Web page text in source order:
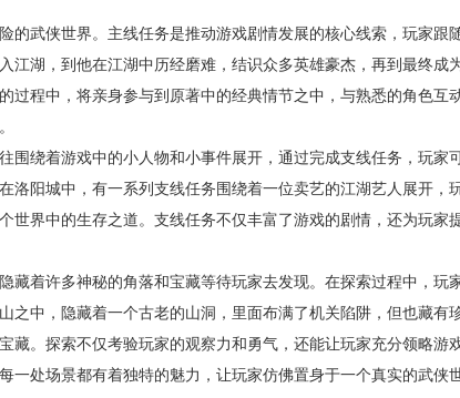
的武侠世界。主线任务是推动游戏剧情发展的核心线索，玩家跟
湖，到他在江湖中历经磨难，结识众多英雄豪杰，再到最终成
过程中，将亲身参与到原著中的经典情节之中，与熟悉的角色互
绕着游戏中的小人物和小事件展开，通过完成支线任务，玩家
阳城中，有一系列支线任务围绕着一位卖艺的江湖艺人展开，
界中的生存之道。支线任务不仅丰富了游戏的剧情，还为玩家
着许多神秘的角落和宝藏等待玩家去发现。在探索过程中，玩
中，隐藏着一个古老的山洞，里面布满了机关陷阱，但也藏有
。探索不仅考验玩家的观察力和勇气，还能让玩家充分领略游
处场景都有着独特的魅力，让玩家仿佛置身于一个真实的武侠